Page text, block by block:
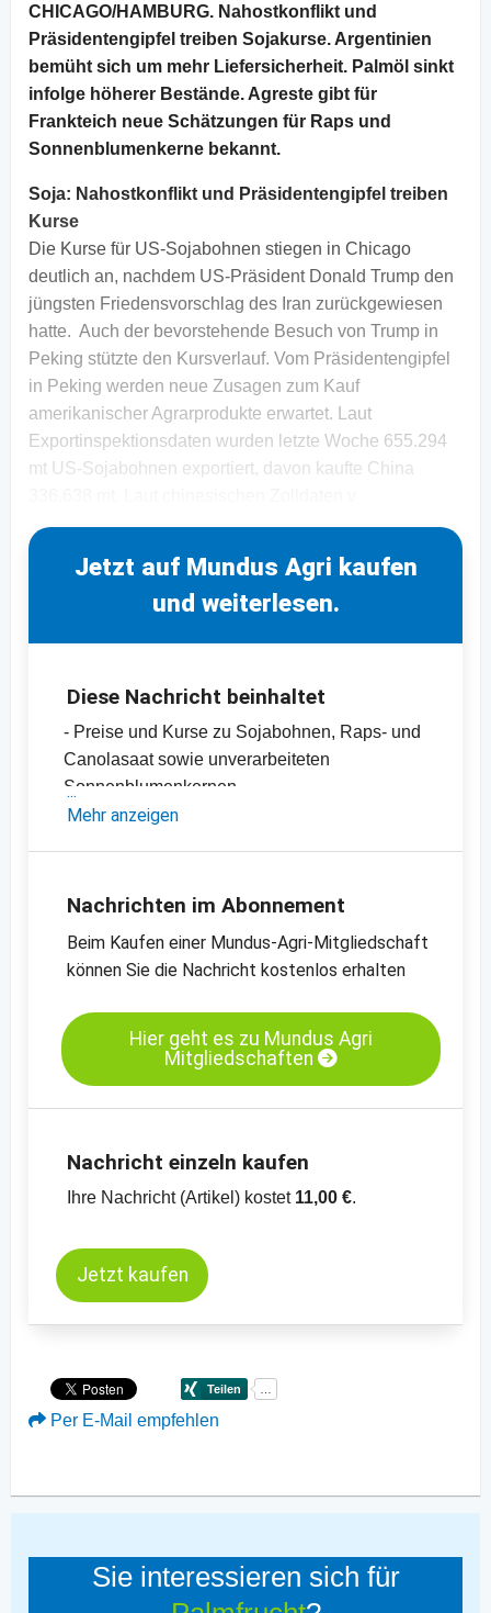
CHICAGO/HAMBURG. Nahostkonflikt und
Präsidentengipfel treiben Sojakurse. Argentinien
bemüht sich um mehr Liefersicherheit. Palmöl sinkt
infolge höherer Bestände. Agreste gibt für
Frankteich neue Schätzungen für Raps und
Sonnenblumenkerne bekannt.
Soja: Nahostkonflikt und Präsidentengipfel treiben
Kurse
Die Kurse für US-Sojabohnen stiegen in Chicago
deutlich an, nachdem US-Präsident Donald Trump den
jüngsten Friedensvorschlag des Iran zurückgewiesen
hatte. Auch der bevorstehende Besuch von Trump in
Peking stützte den Kursverlauf. Vom Präsidentengipfel
in Peking werden neue Zusagen zum Kauf
amerikanischer Agrarprodukte erwartet. Laut
Exportinspektionsdaten wurden letzte Woche 655.294
mt US-Sojabohnen exportiert, davon kaufte China
Jetzt auf Mundus Agri kaufen
und weiterlesen.
Diese Nachricht beinhaltet
- Preise und Kurse zu Sojabohnen, Raps- und
Canolasaat sowie unverarbeiteten
Sonnenblumenkernen
- Sojaschrot-, Canola- und Rapsschrot- sowie
- Einschätzungen und Meinungen des
- Offizielle Ernteschätzungen
- Preischarts, Erntebilanzen und Import- und
Kassamarkt - Sojaschrot LP - Hamburg
Kassamarkt - Rapssaat - Neuss
Mehr anzeigen
Nachrichten im Abonnement
Beim Kaufen einer Mundus-Agri-Mitgliedschaft
können Sie die Nachricht kostenlos erhalten
Hier geht es zu Mundus Agri
Mitgliedschaften
Nachricht einzeln kaufen
Ihre Nachricht (Artikel) kostet 11,00 €.
Jetzt kaufen
Per E-Mail empfehlen
Sie interessieren sich für